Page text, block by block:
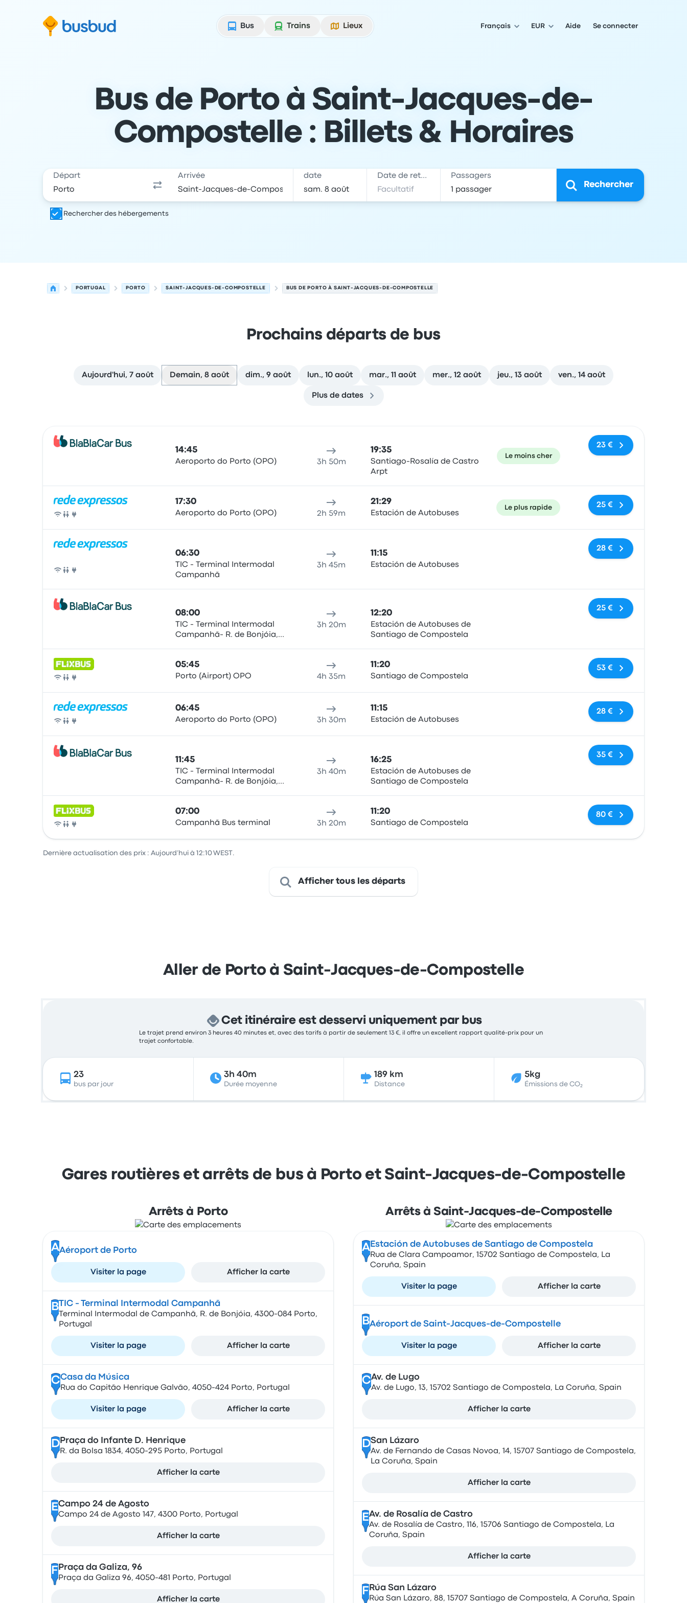
Bus
Trains Lieux Français EUR Aide Se connecter
Bus de Porto à Saint-Jacques-de-
Compostelle : Billets & Horaires
Départ Arrivée date Date de retour Passagers
Rechercher
Rechercher des hébergements
PORTUGAL PORTO SAINT-JACQUES-DE-COMPOSTELLE BUS DE PORTO À SAINT-JACQUES-DE-COMPOSTELLE
Prochains départs de bus
Aujourd'hui, 7 août Demain, 8 août dim., 9 août lun., 10 août mar., 11 août mer., 12 août jeu., 13 août ven., 14 août
Plus de dates
14:45
Aeroporto do Porto (OPO) 3h 50m
19:35
Santiago-Rosalía de Castro
Arpt
Le moins cher
23 €
Bus
17:30
Aeroporto do Porto (OPO) 2h 59m
21:29
Estación de Autobuses
Le plus rapide 25 €
Bus
06:30
TIC - Terminal Intermodal
Campanhã
3h 45m
11:15
Estación de Autobuses
Pas de balises
28 €
08:00
TIC - Terminal Intermodal
Campanhã- R. de Bonjóia,
3h 20m
12:20
Estación de Autobuses de
Santiago de Compostela
Pas de balises
25 €
Bus
05:45
Porto (Airport) OPO 4h 35m
11:20
Santiago de Compostela
Pas de balises
53 €
Bus
06:45
Aeroporto do Porto (OPO) 3h 30m
11:15
Estación de Autobuses
Pas de balises
28 €
11:45
TIC - Terminal Intermodal
Campanhã- R. de Bonjóia,
3h 40m
16:25
Estación de Autobuses de
Santiago de Compostela
Pas de balises
35 €
Bus
07:00
Campanhã Bus terminal 3h 20m
11:20
Santiago de Compostela
Pas de balises
80 €
Dernière actualisation des prix : Aujourd’hui à 12:10 WEST.
Afficher tous les départs
Aller de Porto à Saint-Jacques-de-Compostelle
Cet itinéraire est desservi uniquement par bus
Le trajet prend environ 3 heures 40 minutes et, avec des tarifs à partir de seulement 13 €, il offre un excellent rapport qualité-prix pour un
trajet confortable.
23
bus par jour
3h 40m
Durée moyenne
189 km
Distance
5kg
Émissions de CO₂
Gares routières et arrêts de bus à Porto et Saint-Jacques-de-Compostelle
Arrêts à Porto
AAéroport de Porto
Visiter la page Afficher la carte
B TIC - Terminal Intermodal Campanhã
Terminal Intermodal de Campanhã, R. de Bonjóia, 4300-084 Porto,
Portugal
Visiter la page Afficher la carte
CCasa da Música
Rua do Capitão Henrique Galvão, 4050-424 Porto, Portugal
Visiter la page Afficher la carte
DPraça do Infante D. Henrique
R. da Bolsa 1834, 4050-295 Porto, Portugal
Afficher la carte
ECampo 24 de Agosto
Campo 24 de Agosto 147, 4300 Porto, Portugal
Afficher la carte
F Praça da Galiza, 96
Praça da Galiza 96, 4050-481 Porto, Portugal
Afficher la carte
Arrêts à Saint-Jacques-de-Compostelle
A Estación de Autobuses de Santiago de Compostela
Rua de Clara Campoamor, 15702 Santiago de Compostela, La
Coruña, Spain
Visiter la page Afficher la carte
BAéroport de Saint-Jacques-de-Compostelle
Visiter la page Afficher la carte
CAv. de Lugo
Av. de Lugo, 13, 15702 Santiago de Compostela, La Coruña, Spain
Afficher la carte
DSan Lázaro
Av. de Fernando de Casas Novoa, 14, 15707 Santiago de Compostela,
La Coruña, Spain
Afficher la carte
EAv. de Rosalía de Castro
Av. de Rosalía de Castro, 116, 15706 Santiago de Compostela, La
Coruña, Spain
Afficher la carte
F Rúa San Lázaro
Rúa San Lázaro, 88, 15707 Santiago de Compostela, A Coruña, Spain